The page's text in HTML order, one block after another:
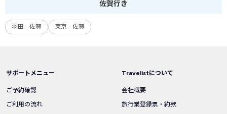
佐賀行き
羽田 - 佐賀 東京 - 佐賀
サポートメニュー
ご予約確認
ご利用の流れ
Travelistについて
会社概要
旅行業登録票・約款